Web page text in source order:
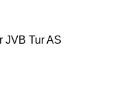
JVB Tur AS